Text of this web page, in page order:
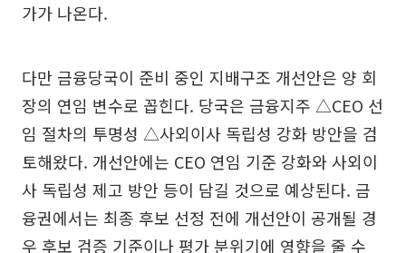
가가 나온다.
다만 금융당국이 준비 중인 지배구조 개선안은 양 회
장의 연임 변수로 꼽힌다. 당국은 금융지주 △CEO 선
임 절차의 투명성 △사외이사 독립성 강화 방안을 검
토해왔다. 개선안에는 CEO 연임 기준 강화와 사외이
사 독립성 제고 방안 등이 담길 것으로 예상된다. 금
융권에서는 최종 후보 선정 전에 개선안이 공개될 경
우 후보 검증 기준이나 평가 분위기에 영향을 줄 수